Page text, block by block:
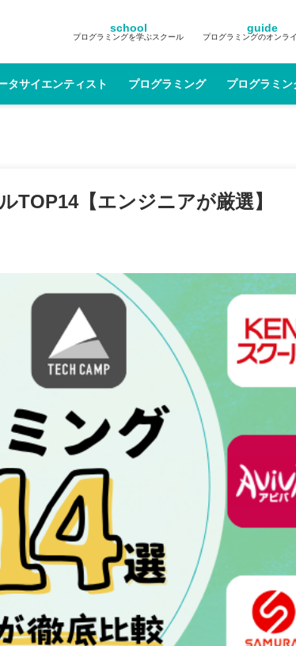
school
プログラミングを学ぶスクール
guide
プログラミングのオンラ
タサイエンティスト プログラミング プログラミン
TOP14【エンジニアが厳選】